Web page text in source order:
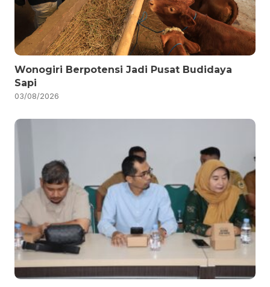
Wonogiri Berpotensi Jadi Pusat Budidaya
Sapi
03/08/2026